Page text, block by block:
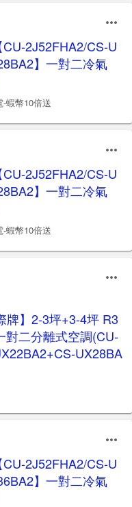
2J52FHA2/CS-U
】一對二冷氣
蝦幣10倍送
2J52FHA2/CS-U
】一對二冷氣
蝦幣10倍送
牌】2-3坪+3-4坪 R3
對二分離式空調(CU-
UX28BA
2J52FHA2/CS-U
】一對二冷氣